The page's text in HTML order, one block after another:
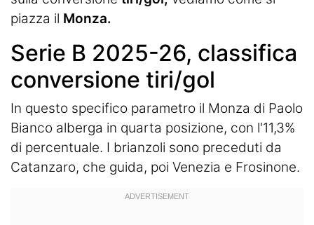
piazza il Monza.
Serie B 2025-26, classifica
conversione tiri/gol
In questo specifico parametro il Monza di Paolo
Bianco alberga in quarta posizione, con l'11,3%
di percentuale. I brianzoli sono preceduti da
Catanzaro, che guida, poi Venezia e Frosinone.